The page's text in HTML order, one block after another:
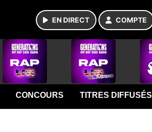
EN DIRECT COMPTE
CONCOURS TITRES DIFFUSÉS